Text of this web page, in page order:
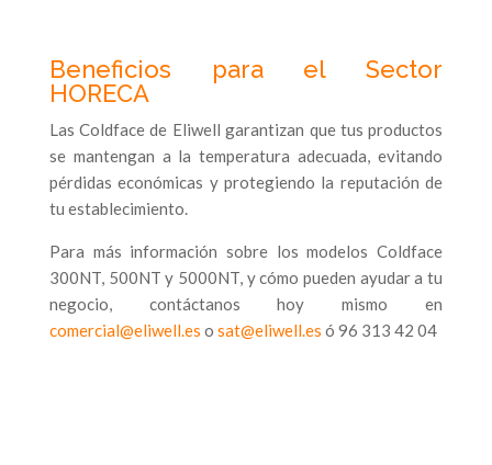
Beneficios para el Sector
HORECA
Las Coldface de Eliwell garantizan que tus productos
se mantengan a la temperatura adecuada, evitando
pérdidas económicas y protegiendo la reputación de
tu establecimiento.
Para más información sobre los modelos Coldface
300NT, 500NT y 5000NT, y cómo pueden ayudar a tu
negocio, contáctanos hoy mismo en
comercial@eliwell.es o sat@eliwell.es ó 96 313 42 04